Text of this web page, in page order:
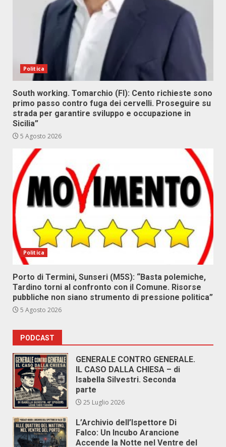
Politica
South working. Tomarchio (FI): Cento richieste sono
primo passo contro fuga dei cervelli. Proseguire su
strada per garantire sviluppo e occupazione in
Sicilia”
5 Agosto 2026
Politica
Porto di Termini, Sunseri (M5S): “Basta polemiche,
Tardino torni al confronto con il Comune. Risorse
pubbliche non siano strumento di pressione politica”
5 Agosto 2026
PODCAST
GENERALE CONTRO GENERALE.
IL CASO DALLA CHIESA – di
Isabella Silvestri. Seconda
parte
25 Luglio 2026
L’Archivio dell’Ispettore Di
Falco: Un Incubo Arancione
Accende la Notte nel Ventre del